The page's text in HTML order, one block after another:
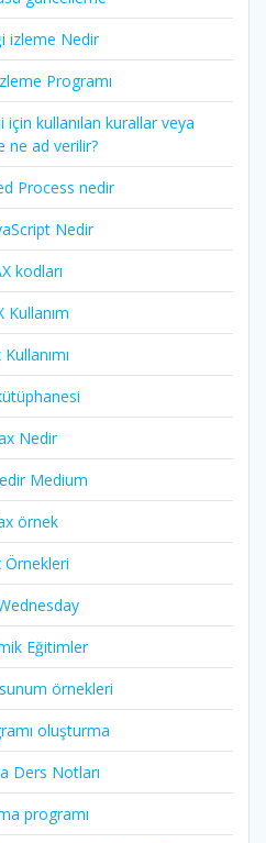
izleme Nedir
Programı
kullanılan kurallar veya
ne ad verilir?
Process nedir
Nedir
kodları
Kullanım
Nedir
Medium
örnek
Örnekleri
Eğitimler
örnekleri
oluşturma
Ders Notları
programı